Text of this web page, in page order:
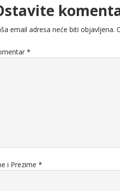
email adresa neće biti objavljena.
*
i Prezime *